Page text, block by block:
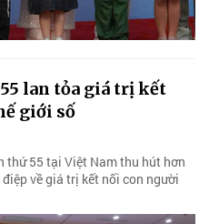
lan tỏa giá trị kết
giới số
thứ 55 tại Việt Nam thu hút hơn
về giá trị kết nối con người